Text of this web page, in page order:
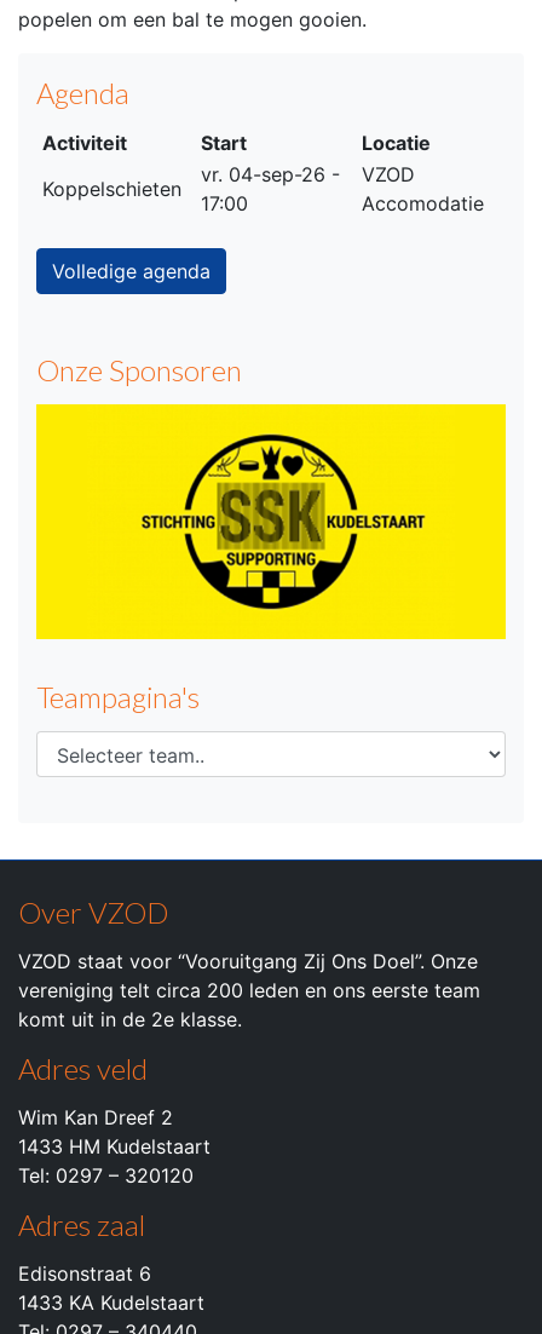
popelen om een bal te mogen gooien.
Agenda
Activiteit Start
Locatie
Koppelschieten
vr. 04-sep-26 -
17:00
VZOD
Accomodatie
Volledige agenda
Onze Sponsoren
Teampagina's
Over VZOD
VZOD staat voor “Vooruitgang Zij Ons Doel”. Onze
vereniging telt circa 200 leden en ons eerste team
komt uit in de 2e klasse.
Adres veld
Wim Kan Dreef 2
1433 HM Kudelstaart
Tel: 0297 – 320120
Adres zaal
Edisonstraat 6
1433 KA Kudelstaart